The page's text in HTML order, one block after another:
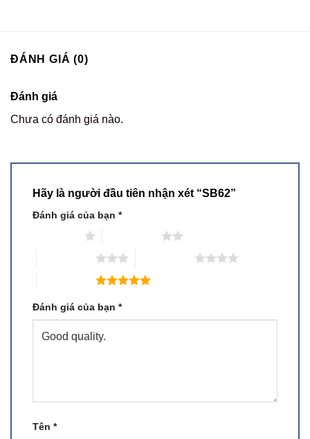
ĐÁNH GIÁ (0)
Đánh giá
Chưa có đánh giá nào.
Hãy là người đầu tiên nhận xét “SB62”
Đánh giá của bạn *
Đánh giá của bạn *
Tên *